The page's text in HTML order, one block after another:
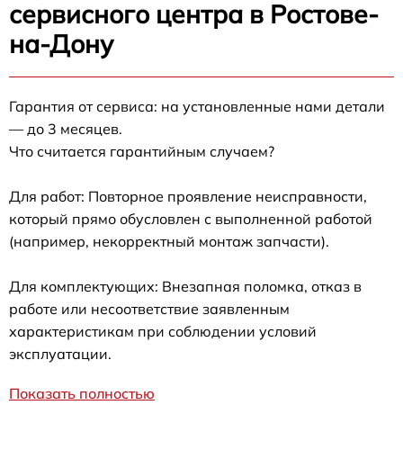
сервисного центра в Ростове-
на-Дону
Гарантия от сервиса: на установленные нами детали
— до 3 месяцев.
Что считается гарантийным случаем?
Для работ: Повторное проявление неисправности,
который прямо обусловлен с выполненной работой
(например, некорректный монтаж запчасти).
Для комплектующих: Внезапная поломка, отказ в
работе или несоответствие заявленным
характеристикам при соблюдении условий
эксплуатации.
Показать полностью